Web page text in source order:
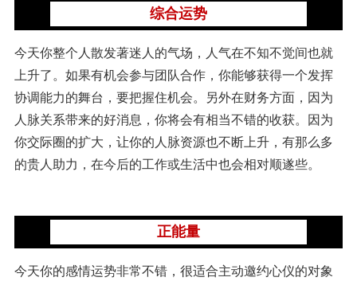
综合运势
今天你整个人散发著迷人的气场，人气在不知不觉间也就
上升了。如果有机会参与团队合作，你能够获得一个发挥
协调能力的舞台，要把握住机会。另外在财务方面，因为
人脉关系带来的好消息，你将会有相当不错的收获。因为
你交际圈的扩大，让你的人脉资源也不断上升，有那么多
的贵人助力，在今后的工作或生活中也会相对顺遂些。
正能量
今天你的感情运势非常不错，很适合主动邀约心仪的对象